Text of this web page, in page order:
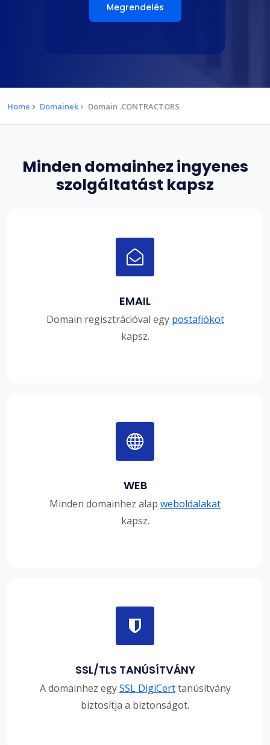
Megrendelés
Home Domainek Domain .CONTRACTORS
Minden domainhez ingyenes
szolgáltatást kapsz
EMAIL
Domain regisztrációval egy postafiókot
kapsz.
WEB
Minden domainhez alap weboldalakat
kapsz.
SSL/TLS TANÚSÍTVÁNY
A domainhez egySSL DigiCerttanúsítvány
biztosítja a biztonságot.